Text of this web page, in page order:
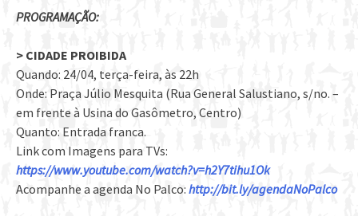
PROGRAMAÇÃO:
> CIDADE PROIBIDA
Quando: 24/04, terça-feira, às 22h
Onde: Praça Júlio Mesquita (Rua General Salustiano, s/no. –
em frente à Usina do Gasômetro, Centro)
Quanto: Entrada franca.
Link com Imagens para TVs:
https://www.youtube.com/watch?v=h2Y7tihu1Ok
Acompanhe a agenda No Palco: http://bit.ly/agendaNoPalco